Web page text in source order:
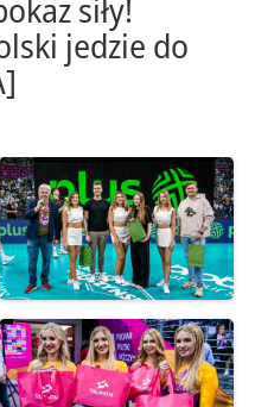
siły!
jedzie do